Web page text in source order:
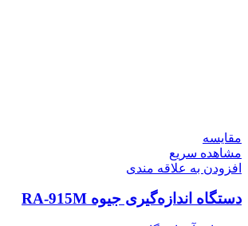
مقایسه
مشاهده سریع
افزودن به علاقه مندی
دستگاه اندازه‌گیری جیوه RA-915M